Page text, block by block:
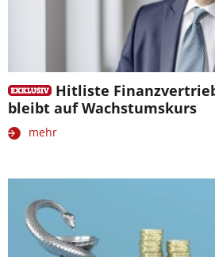
Hitliste
bleibt auf Wachstumskurs
mehr